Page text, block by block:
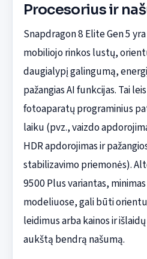
Procesorius ir
Snapdragon 8 Elite Gen 5
mobiliojo rinkos lustų,
daugialypį galingumą,
pažangias AI funkcijas. Tai
fotoaparatų programinius
laiku (pvz., vaizdo
HDR apdorojimas ir
stabilizavimo priemonės).
9500 Plus variantas,
modeliuose, gali būti
leidimus arba kainos ir
aukštą bendrą našumą.